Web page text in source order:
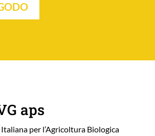
aps
per l’Agricoltura Biologica